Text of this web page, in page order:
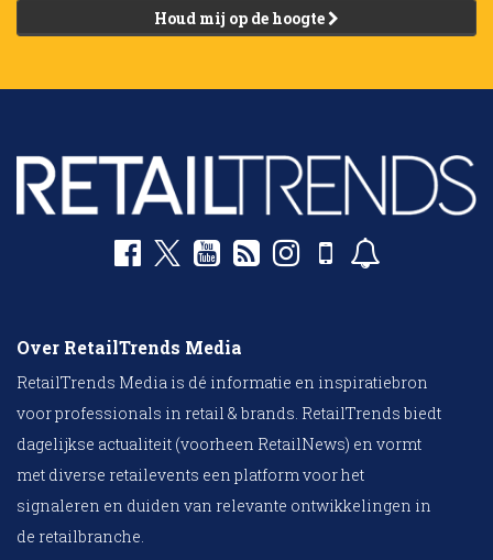
Houd mij op de hoogte
Over RetailTrends Media
RetailTrends Media is dé informatie en inspiratiebron
voor professionals in retail & brands. RetailTrends biedt
dagelijkse actualiteit (voorheen RetailNews) en vormt
met diverse retailevents een platform voor het
signaleren en duiden van relevante ontwikkelingen in
de retailbranche.